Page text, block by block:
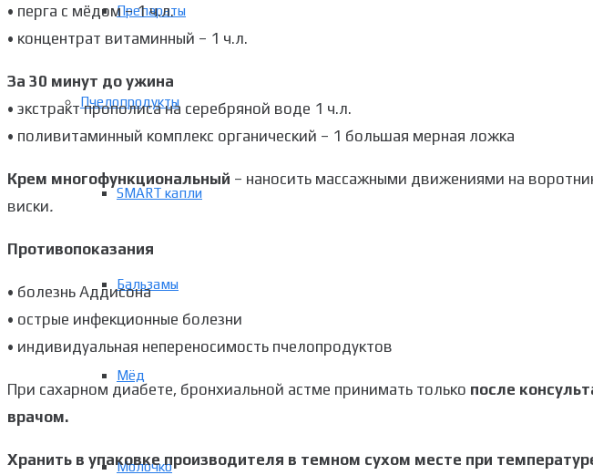
Препараты
Пчелопродукты
SMART капли
Бальзамы
Мёд
Молочко
• перга с мёдом – 1 ч.л.
• концентрат витаминный – 1 ч.л.
За 30 минут до ужина
• экстракт прополиса на серебряной воде 1 ч.л.
• поливитаминный комплекс органический – 1 большая мерная ложка
Крем многофункциональный – наносить массажными движениями на
виски.
Противопоказания
• болезнь Аддисона
• острые инфекционные болезни
• индивидуальная непереносимость пчелопродуктов
При сахарном диабете, бронхиальной астме принимать только после
врачом.
Хранить в упаковке производителя в темном сухом месте при